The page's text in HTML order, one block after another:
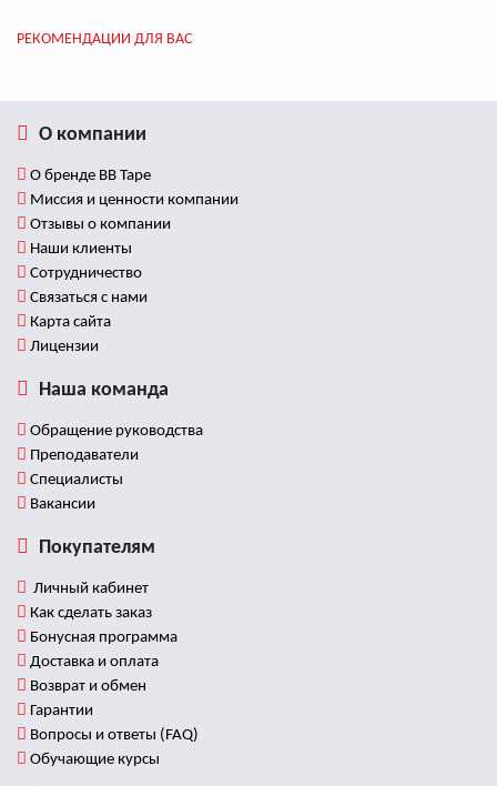
РЕКОМЕНДАЦИИ ДЛЯ ВАС
О компании
О бренде BB Tape
Миссия и ценности компании
Отзывы о компании
Наши клиенты
Сотрудничество
Связаться с нами
Карта сайта
Лицензии
Наша команда
Обращение руководства
Преподаватели
Специалисты
Вакансии
Покупателям
Личный кабинет
Как сделать заказ
Бонусная программа
Доставка и оплата
Возврат и обмен
Гарантии
Вопросы и ответы (FAQ)
Обучающие курсы